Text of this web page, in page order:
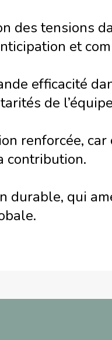
des tensions
et
efficacité
de
renforcée,
contribution.
durable, qui